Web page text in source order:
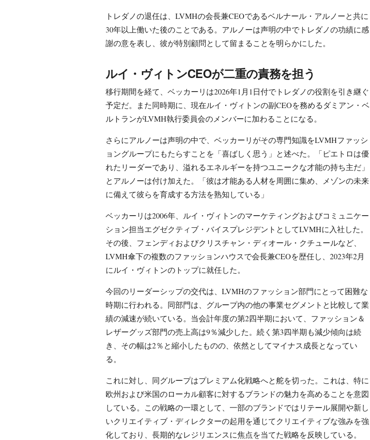
トレダノの退任は、LVMHの会長兼CEOであるベルナール・アルノーと共に
30年以上働いた後のことである。アルノーは声明の中でトレダノの功績に感
謝の意を表し、彼が特別顧問として留まることを明らかにした。
ルイ・ヴィトンCEOが二重の責務を担う
移行期間を経て、ベッカーリは2026年1月1日付でトレダノの役割を引き継ぐ
予定だ。また同時期に、現在ルイ・ヴィトンの副CEOを務めるダミアン・ベ
ルトランがLVMH執行委員会のメンバーに加わることになる。
さらにアルノーは声明の中で、ベッカーリがその専門知識をLVMHファッシ
ョングループにもたらすことを「喜ばしく思う」と述べた。「ピエトロは優
れたリーダーであり、溢れるエネルギーを持つユニークな才能の持ち主だ」
とアルノーは付け加えた。「彼は才能ある人材を周囲に集め、メゾンの未来
に備えて彼らを育成する方法を熟知している」
ベッカーリは2006年、ルイ・ヴィトンのマーケティングおよびコミュニケー
ション担当エグゼクティブ・バイスプレジデントとしてLVMHに入社した。
その後、フェンディおよびクリスチャン・ディオール・クチュールなど、
LVMH傘下の複数のファッションハウスで会長兼CEOを歴任し、2023年2月
にルイ・ヴィトンのトップに就任した。
今回のリーダーシップの交代は、LVMHのファッション部門にとって困難な
時期に行われる。同部門は、グループ内の他の事業セグメントと比較して業
績の減速が続いている。当会計年度の第2四半期において、ファッション＆
レザーグッズ部門の売上高は9％減少した。続く第3四半期も減少傾向は続
き、その幅は2％と縮小したものの、依然としてマイナス成長となってい
る。
これに対し、同グループはプレミアム化戦略へと舵を切った。これは、特に
欧州および米国のローカル顧客に対するブランドの魅力を高めることを意図
している。この戦略の一環として、一部のブランドではリテール展開や新し
いクリエイティブ・ディレクターの起用を通じてクリエイティブな強みを強
化しており、長期的なレジリエンスに焦点を当てた戦略を反映している。